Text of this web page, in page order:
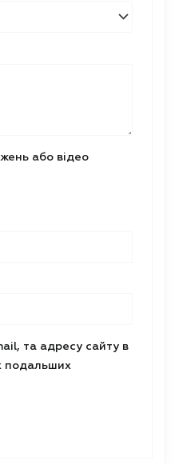
або відео
та адресу сайту в
подальших